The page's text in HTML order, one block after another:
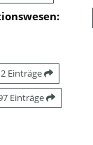
Einträge
Einträge